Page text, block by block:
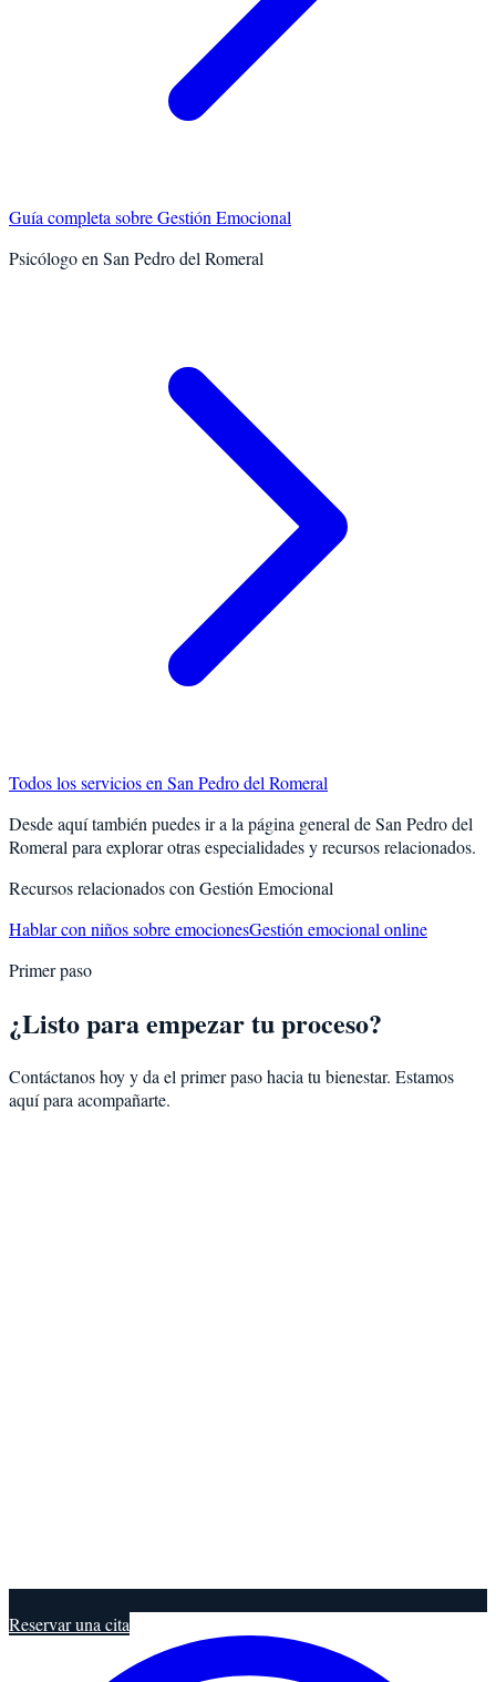
Guía completa sobreGestión Emocional
Psicólogo en San Pedro del Romeral
Todos los servicios en San Pedro del Romeral
Desde aquí también puedes ir a la página general deSan Pedro del
Romeral para explorar otras especialidades y recursos relacionados.
Recursos relacionados con Gestión Emocional
Hablar con niños sobre emocionesGestión emocional online
Primer paso
¿Listo para empezar tu proceso?
Contáctanos hoy y da el primer paso hacia tu bienestar. Estamos
aquí para acompañarte.
Reservar una cita